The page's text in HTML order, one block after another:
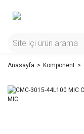
Anasayfa Komponent